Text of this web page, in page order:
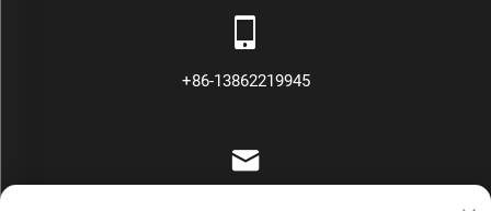
+86-13862219945